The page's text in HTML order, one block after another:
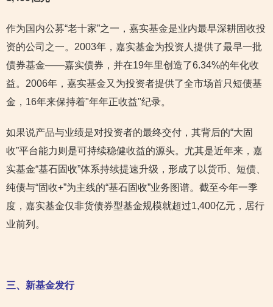
作为国内公募“老十家”之一，嘉实基金是业内最早深耕固收投
资的公司之一。2003年，嘉实基金为投资人提供了最早一批
债券基金——嘉实债券，并在19年里创造了6.34%的年化收
益。2006年，嘉实基金又为投资者提供了全市场首只短债基
金，16年来保持着"年年正收益"纪录。
如果说产品与业绩是对投资者的最终交付，其背后的“大固
收”平台能力则是可持续稳健收益的源头。尤其是近年来，嘉
实基金“基石固收”体系持续提速升级，形成了以货币、短债、
纯债与“固收+”为主线的“基石固收”业务图谱。截至今年一季
度，嘉实基金仅非货债券型基金规模就超过1,400亿元，居行
业前列。
三、新基金发行